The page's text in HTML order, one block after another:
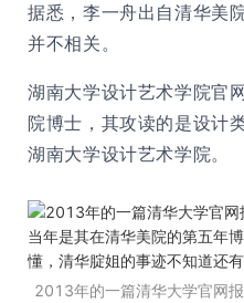
据悉，李一舟出自清华美
并不相关。
湖南大学设计艺术学院官
院博士，其攻读的是设计
湖南大学设计艺术学院。
2013年的一篇清华大学官网